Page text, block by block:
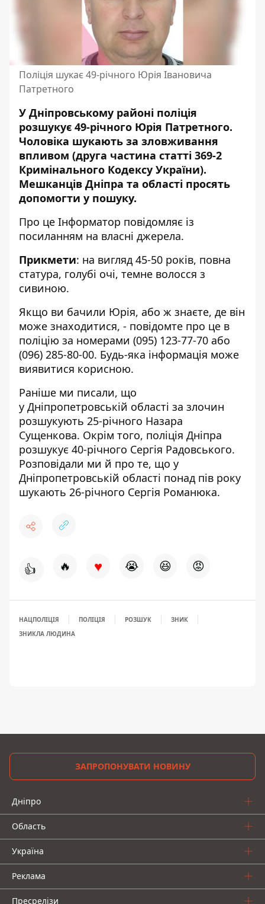
Поліція шукає 49-річного Юрія Івановича
Патретного
У Дніпровському районі поліція
розшукує 49-річного Юрія Патретного.
Чоловіка шукають за зловживання
впливом (друга частина статті 369-2
Кримінального Кодексу України).
Мешканців Дніпра та області просять
допомогти у пошуку.
Про це Інформатор повідомляє із
посиланням на власні джерела.
Прикмети: на вигляд 45-50 років, повна
статура, голубі очі, темне волосся з
сивиною.
Якщо ви бачили Юрія, або ж знаєте, де він
може знаходитися, - повідомте про це в
поліцію за номерами (095) 123-77-70 або
(096) 285-80-00. Будь-яка інформація може
виявитися корисною.
Раніше ми писали, що
у Дніпропетровській області за злочин
розшукують 25-річного Назара
Сущенкова. Окрім того, поліція Дніпра
розшукує 40-річного Сергія Радовського.
Розповідали ми й про те, що у
Дніпропетровській області понад пів року
шукають 26-річного Сергія Романюка.
👍 🔥 ♥ 😭 😆 😡
НАЦПОЛІЦІЯ ПОЛІЦІЯ РОЗШУК
ЗНИК
ЗНИКЛА ЛЮДИНА
ЗАПРОПОНУВАТИ НОВИНУ
Дніпро
Область
Україна
Реклама
Пресрелізи